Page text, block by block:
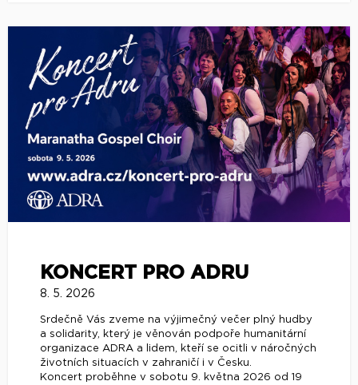
KONCERT PRO ADRU
8. 5. 2026
Srdečně Vás zveme na výjimečný večer plný hudby
a solidarity, který je věnován podpoře humanitární
organizace ADRA a lidem, kteří se ocitli v náročných
životních situacích v zahraničí i v Česku.
Koncert proběhne v sobotu 9. května 2026 od 19